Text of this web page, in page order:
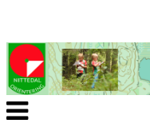
Veksle
navigasjon